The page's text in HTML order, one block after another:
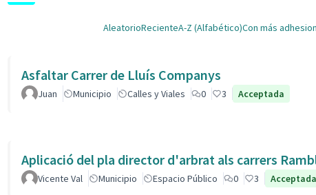
AleatorioRecienteA-Z (Alfabético)Con más
Asfaltar Carrer de Lluís Companys
Juan Municipio Calles y Viales 0 3 Acceptada
Aplicació del pla director d'arbrat als carrers
Vicente Val Municipio Espacio Público 0 3 Acceptada